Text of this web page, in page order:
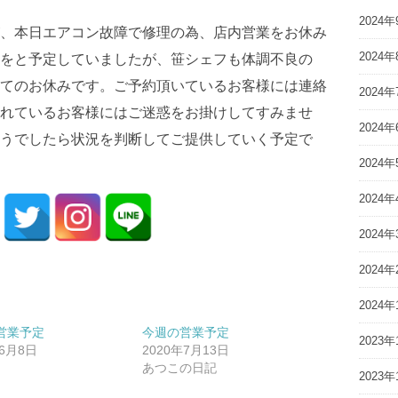
本日エアコン故障で修理の為、店内営業をお休み
と予定していましたが、笹シェフも体調不良の
のお休みです。ご予約頂いているお客様には連絡
ているお客様にはご迷惑をお掛けしてすみませ
でしたら状況を判断してご提供していく予定で
業予定
月8日
今週の営業予定
2020年7月13日
あつこの日記
2024
2024
2024
2024
2024
2024
2024
2024
2024
2023
2023